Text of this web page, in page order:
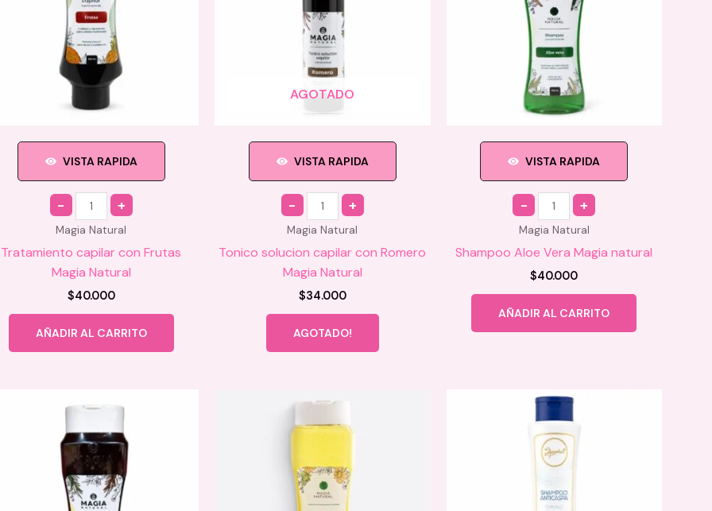
VISTA RAPIDA
Quantity
Magia Natural
Tratamiento capilar con Frutas
Magia Natural
$40.000
AÑADIR AL CARRITO
AGOTADO
VISTA RAPIDA
Quantity
Magia Natural
Tonico solucion capilar con Romero
Magia Natural
$34.000
AGOTADO!
VISTA RAPIDA
Quantity
Magia Natural
Shampoo Aloe Vera Magia natural
$40.000
AÑADIR AL CARRITO